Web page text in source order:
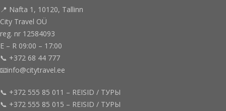
📍 Nafta 1, 10120, Tallinn
City Travel OÜ
reg. nr 12584093
E – R 09:00 – 17:00
📞 +372 68 44 777
📧info@citytravel.ee
📞 +372 555 85 011 – REISID / ТУРЫ
📞 +372 555 85 015 – REISID / ТУРЫ